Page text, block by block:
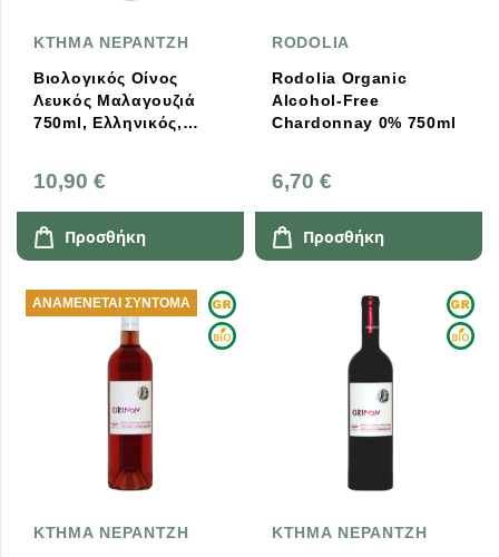
ΚΤΗΜΑ ΝΕΡΑΝΤΖΗ
Βιολογικός Οίνος
Λευκός Μαλαγουζιά
750ml, Ελληνικός,
10,90 €
Προσθήκη
RODOLIA
Rodolia Organic
Alcohol-Free
Chardonnay 0% 750ml
6,70 €
Προσθήκη
ΚΤΗΜΑ ΝΕΡΑΝΤΖΗ
ΑΝΑΜΈΝΕΤΑΙ ΣΎΝΤΟΜΑ
ΚΤΗΜΑ ΝΕΡΑΝΤΖΗ